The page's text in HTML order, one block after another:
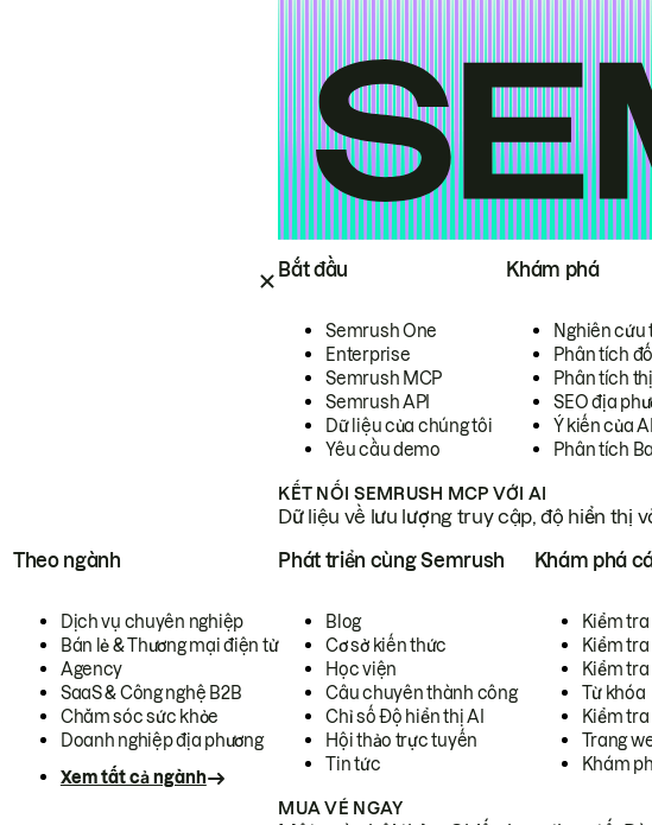
Bắt đầu
Semrush One
Enterprise
Semrush MCP
Semrush API
Dữ liệu của chúng tôi
Yêu cầu demo
Khám phá
Nghiên cứu
Phân tích
Phân tích
SEO địa
Ý kiến của
Phân tích
KẾT NỐI SEMRUSH MCP VỚI AI
Dữ liệu về lưu lượng truy cập, độ hiển thị
Theo ngành
Dịch vụ chuyên nghiệp
Bán lẻ & Thương mại điện tử
Agency
SaaS & Công nghệ B2B
Chăm sóc sức khỏe
Doanh nghiệp địa phương
Xem tất cả ngành
Phát triển cùng Semrush
Blog
Cơ sở kiến thức
Học viện
Câu chuyên thành công
Chỉ số Độ hiển thị AI
Hội thảo trực tuyến
Tin tức
Khám phá
Kiểm
Kiểm tra
Kiểm
Từ khóa
Kiểm
Trang
Khám
MUA VÉ NGAY